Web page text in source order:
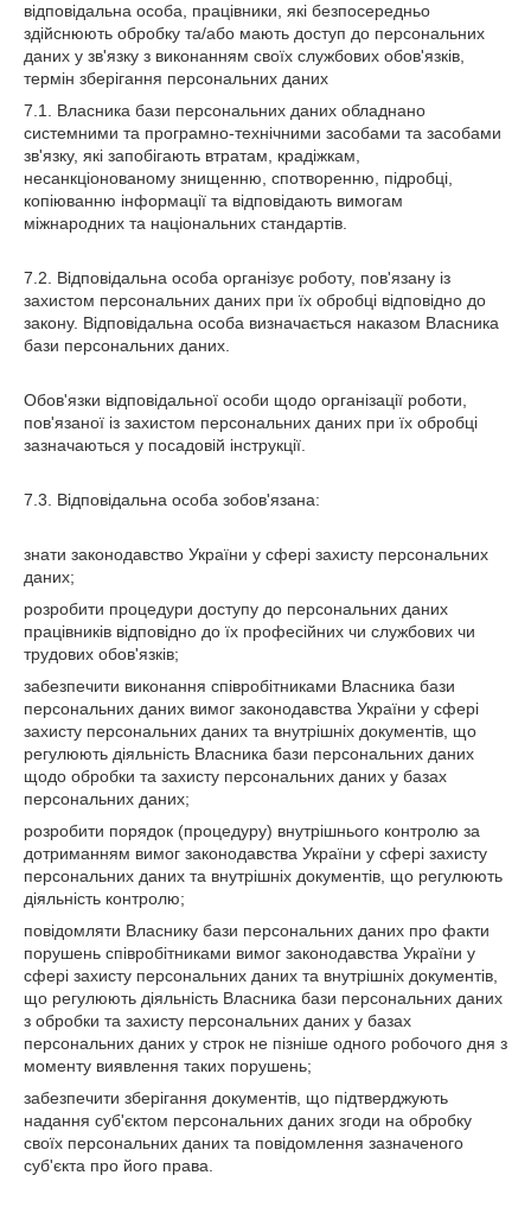
відповідальна особа, працівники, які безпосередньо
здійснюють обробку та/або мають доступ до персональних
даних у зв'язку з виконанням своїх службових обов'язків,
термін зберігання персональних даних
7.1. Власника бази персональних даних обладнано
системними та програмно-технічними засобами та засобами
зв'язку, які запобігають втратам, крадіжкам,
несанкціонованому знищенню, спотворенню, підробці,
копіюванню інформації та відповідають вимогам
міжнародних та національних стандартів.
7.2. Відповідальна особа організує роботу, пов'язану із
захистом персональних даних при їх обробці відповідно до
закону. Відповідальна особа визначається наказом Власника
бази персональних даних.
Обов'язки відповідальної особи щодо організації роботи,
пов'язаної із захистом персональних даних при їх обробці
зазначаються у посадовій інструкції.
7.3. Відповідальна особа зобов'язана:
знати законодавство України у сфері захисту персональних
даних;
розробити процедури доступу до персональних даних
працівників відповідно до їх професійних чи службових чи
трудових обов'язків;
забезпечити виконання співробітниками Власника бази
персональних даних вимог законодавства України у сфері
захисту персональних даних та внутрішніх документів, що
регулюють діяльність Власника бази персональних даних
щодо обробки та захисту персональних даних у базах
персональних даних;
розробити порядок (процедуру) внутрішнього контролю за
дотриманням вимог законодавства України у сфері захисту
персональних даних та внутрішніх документів, що регулюють
діяльність контролю;
повідомляти Власнику бази персональних даних про факти
порушень співробітниками вимог законодавства України у
сфері захисту персональних даних та внутрішніх документів,
що регулюють діяльність Власника бази персональних даних
з обробки та захисту персональних даних у базах
персональних даних у строк не пізніше одного робочого дня з
моменту виявлення таких порушень;
забезпечити зберігання документів, що підтверджують
надання суб'єктом персональних даних згоди на обробку
своїх персональних даних та повідомлення зазначеного
суб'єкта про його права.